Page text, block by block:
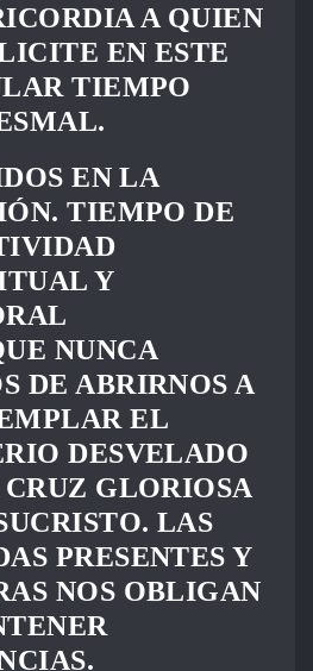
A QUIEN
EN ESTE
TIEMPO
EN LA
TIEMPO DE
Y
NUNCA
DE ABRIRNOS A
EL
DESVELADO
GLORIOSA
LAS
PRESENTES Y
NOS OBLIGAN